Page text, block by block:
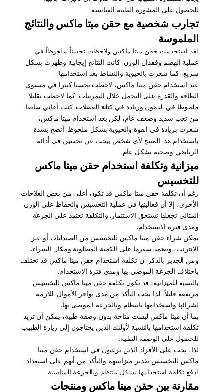
للحصول على المشورة الطبية المناسبة.
تجارب شخصية مع حقن ميتا ماكس والنتائج
الملموسة
لقد استخدمت حقن ميتا ماكس ولاحظت تحسناً ملحوظاً في
عملية الهضم وفقدان الوزن. كانت النتائج إيجابية وظهرت بشكل
سريع، كما شعرت بالحيوية والنشاط بعد استخدامها.
عند استخدام حقن ميتا ماكس، لاحظت تحسنا كبيرا في مستوى
الطاقة والقدرة على التحمل خلال التمرينات. كما لاحظت تقليلا
ملحوظا في الدهون وزيادة في كتلة العضلات. كنت أعاني سابقا
من تعب شديد وضعف عام، لكن بعد استخدام ميتا ماكس،
شعرت بزيادة في القوة والحيوية بشكل ملحوظ. أنصح بشدة
باستخدام هذا المنتج لأي شخص يبحث عن تحسين في أدائه
الرياضي وصحته بشكل عام.
ميزانية وتكلفة استخدام حقن ميتا ماكس
للتخسيس
رغم أن تكلفة حقن ميتا ماكس قد تكون أعلى من بعض العلاجات
الأخرى، إلا أن فعاليتها في عملية التخسيس والحفاظ على الوزن
المثالي تجعلها تستحق الاستثمار. والتكلفة تعتمد على الجرعة
ومدى فترة الاستخدام.
يمكن شراء حقن ميتا ماكس للتخسيس من الصيدليات أو عبر
الإنترنت، ويعتمد سعرها على الكمية المطلوبة ومكان الشراء.
ومن الجدير بالذكر أن تكلفة استخدام حقن ميتا ماكس قد تختلف
باختلاف الجرعة الموصى بها ومدى فترة الاستخدام.
بالنسبة للميزانية، قد تكون تكلفة حقن ميتا ماكس للتخسيس
مرتفعة قليلاً، لذا يجب التأكد من مدى توافر الأموال اللازمة
لشرائها واستخدامها بانتظام وبالجرعة الموصى بها.
بما أن ميتا ماكس ليست متاحة بدون وصفة طبية، يمكن أن تزيد
تكلفة استخدامها بالنسبة لأولئك الذين يحتاجون إلى زيارة الطبيب
للحصول على الوصفة الطبية.
لذا، يجب على الأفراد الذين يرغبون في استخدام حقن ميتا
ماكس للتخسيس تقدير ميزانيتهم والتأكد من أنهم على استعداد
لدفع تكلفة استخدامها بشكل منتظم وبالجرعة المناسبة.
مقارنة بين حقن ميتا ماكس ومنتجات